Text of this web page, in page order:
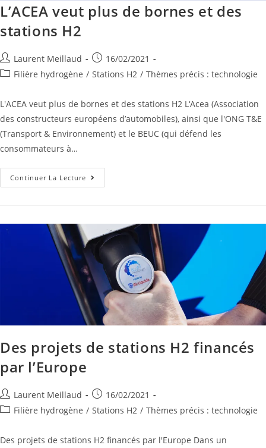
L’ACEA veut plus de bornes et des
stations H2
Laurent Meillaud
16/02/2021
Filière hydrogène / Stations H2 / Thèmes précis : technologie
L'ACEA veut plus de bornes et des stations H2 L‘Acea (Association
des constructeurs européens d’automobiles), ainsi que l'ONG T&E
(Transport & Environnement) et le BEUC (qui défend les
consommateurs à…
Continuer La Lecture
Des projets de stations H2 financés
par l’Europe
Laurent Meillaud
16/02/2021
Filière hydrogène / Stations H2 / Thèmes précis : technologie
Des projets de stations H2 financés par l'Europe Dans un